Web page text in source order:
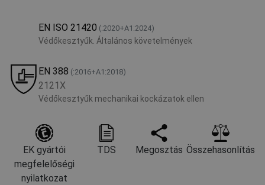
EN ISO 21420 (:2020+A1:2024)
Védőkesztyűk. Általános követelmények
EN 388 (:2016+A1:2018)
2121X
Védőkesztyűk mechanikai kockázatok ellen
EK gyártói
megfelelőségi
nyilatkozat
TDS Megosztás Összehasonlítás